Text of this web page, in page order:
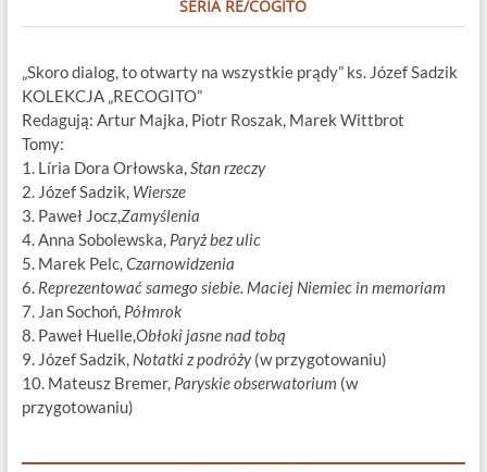
SERIA RE/COGITO
„Skoro dialog, to otwarty na wszystkie prądy” ks. Józef Sadzik
KOLEKCJA „RECOGITO”
Redagują: Artur Majka, Piotr Roszak, Marek Wittbrot
Tomy:
1. Líria Dora Orłowska,Stan rzeczy
2. Józef Sadzik, Wiersze
3. Paweł Jocz,Zamyślenia
4. Anna Sobolewska, Paryż bez ulic
5. Marek Pelc,Czarnowidzenia
6. Reprezentować samego siebie. Maciej Niemiec in memoriam
7. Jan Sochoń, Półmrok
8. Paweł Huelle,Obłoki jasne nad tobą
9. Józef Sadzik, Notatki z podróży(w przygotowaniu)
10. Mateusz Bremer, Paryskie obserwatorium (w
przygotowaniu)